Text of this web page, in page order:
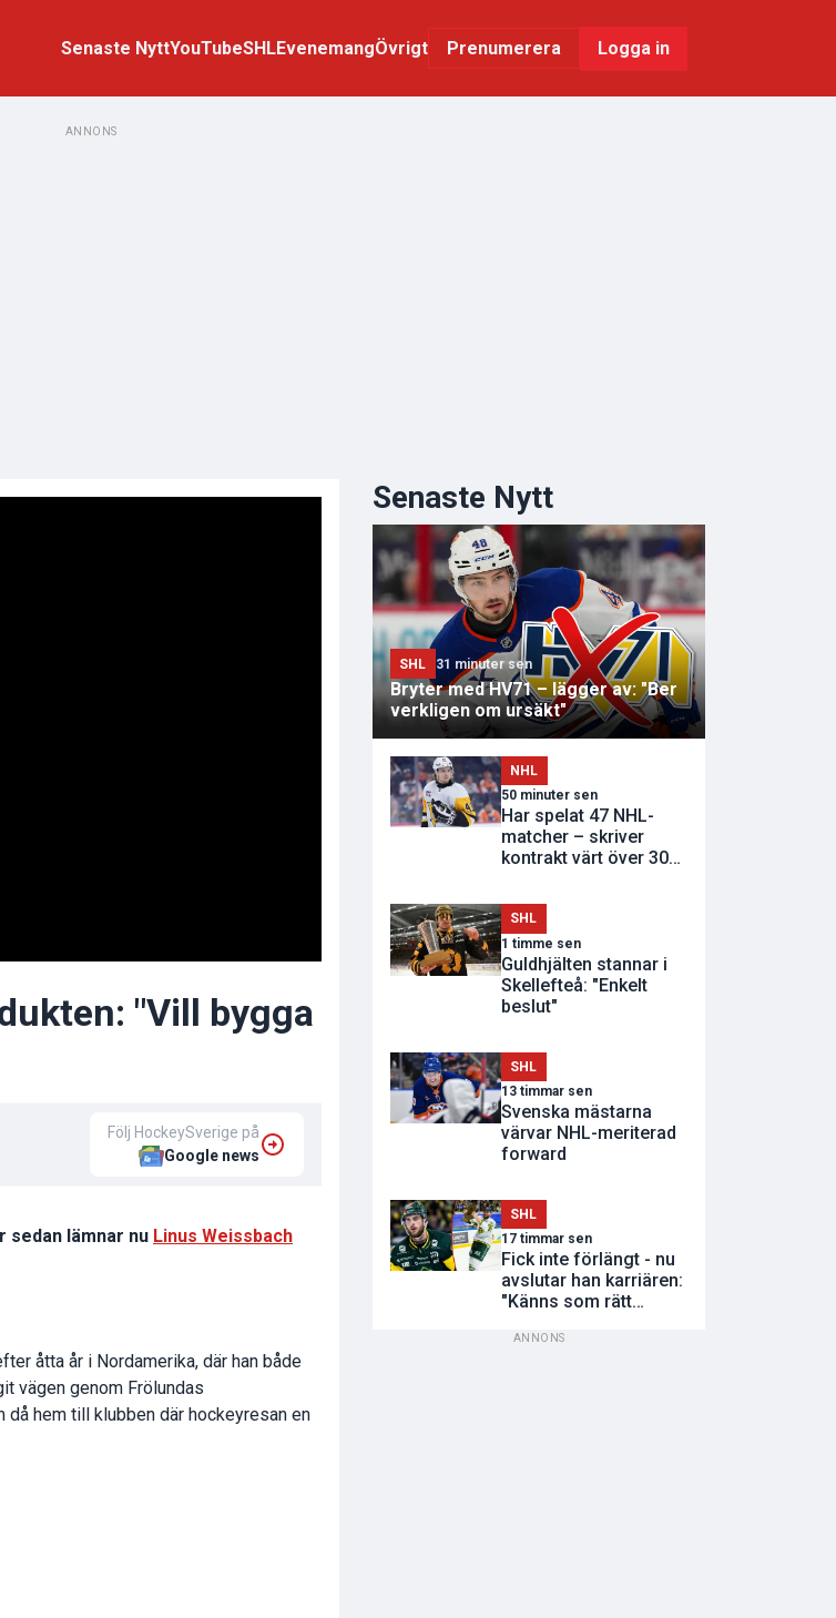
Senaste NyttYouTubeSHLEvenemangÖvrigt Prenumerera Logga in
ANNONS
"Vill bygga
Följ HockeySverige på
Google news
lämnar nu Linus Weissbach
åtta år i Nordamerika, där han både
vägen genom Frölundas
hem till klubben där hockeyresan en
Senaste Nytt
SHL 31 minuter sen
Bryter med HV71 – lägger av: "Ber
verkligen om ursäkt"
NHL
50 minuter sen
Har spelat 47 NHL-
matcher – skriver
kontrakt värt över 300
SHL
1 timme sen
Guldhjälten stannar i
Skellefteå: "Enkelt
beslut"
SHL
13 timmar sen
Svenska mästarna
värvar NHL-meriterad
forward
SHL
17 timmar sen
Fick inte förlängt - nu
avslutar han karriären:
"Känns som rätt
ANNONS